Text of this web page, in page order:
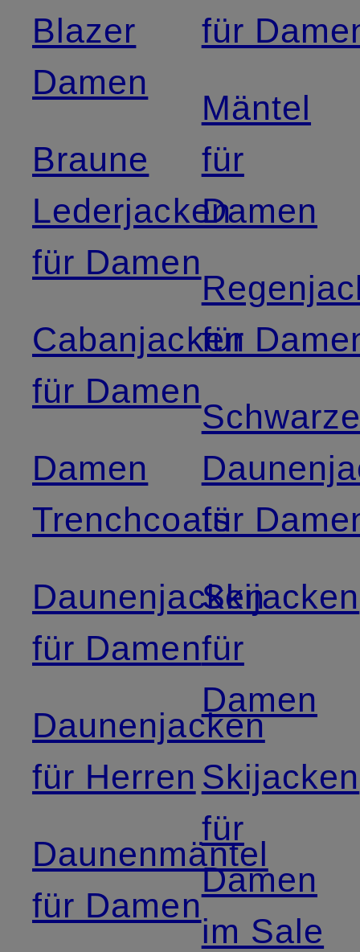
Blazer
Damen
Braune
Lederjacken
für Damen
Cabanjacken
für Damen
Damen
Trenchcoats
Daunenjacken
für Damen
Daunenjacken
für Herren
Daunenmäntel
für Damen
für
Mäntel
für
Damen
für
für
Skijacken
für
Damen
Skijacken
für
Damen
im Sale